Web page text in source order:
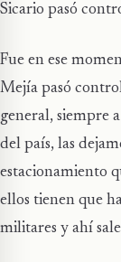
Sicario pasó
Fue en ese
Mejía pasó
general, siempre
del país, las
estacionamiento
ellos tienen que
militares y ahí